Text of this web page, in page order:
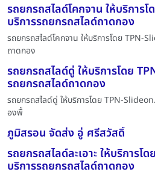
รถยกรถสไลด์โคกจาน ให้บริการ
บริการรถยกรถสไลด์ถาดกอง
รถยกรถสไลด์โคกจาน ให้บริการโดย TPN-
ถาดกอง
รถยกรถสไลด์ดู่ ให้บริการโดย
รถยกรถสไลด์ถาดกอง
รถยกรถสไลด์ดู่ ให้บริการโดย TPN-
องพื้
ภูมิสรอน จัดส่ง อู่ ศรีสวัสดิ์
รถยกรถสไลด์ละเอาะ ให้บริการ
บริการรถยกรถสไลด์ถาดกอง